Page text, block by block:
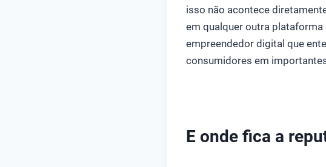
isso não acontece
em qualquer outra plataforma
empreendedor digital que
consumidores em
E onde fica a